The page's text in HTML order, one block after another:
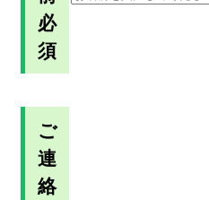
必
須
ご
連
絡